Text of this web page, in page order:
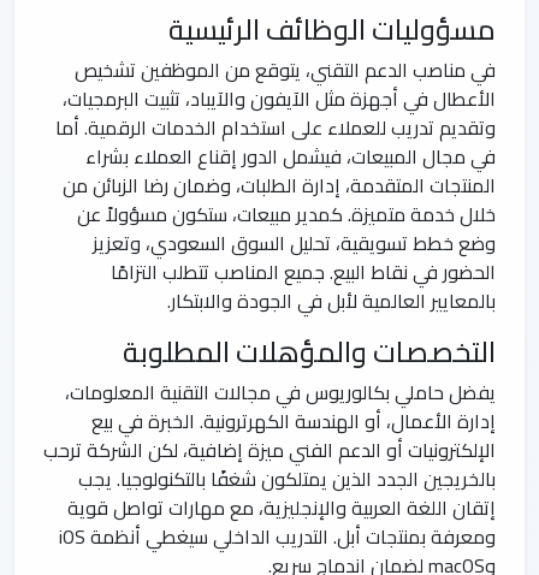
مسؤوليات الوظائف الرئيسية
في مناصب الدعم التقني، يتوقع من الموظفين تشخيص
الأعطال في أجهزة مثل الآيفون والآيباد، تثبيت البرمجيات،
وتقديم تدريب للعملاء على استخدام الخدمات الرقمية. أما
في مجال المبيعات، فيشمل الدور إقناع العملاء بشراء
المنتجات المتقدمة، إدارة الطلبات، وضمان رضا الزبائن من
خلال خدمة متميزة. كمدير مبيعات، ستكون مسؤولاً عن
وضع خطط تسويقية، تحليل السوق السعودي، وتعزيز
الحضور في نقاط البيع. جميع المناصب تتطلب التزامًا
بالمعايير العالمية لأبل في الجودة والابتكار.
التخصصات والمؤهلات المطلوبة
يفضل حاملي بكالوريوس في مجالات التقنية المعلومات،
إدارة الأعمال، أو الهندسة الكهرترونية. الخبرة في بيع
الإلكترونيات أو الدعم الفني ميزة إضافية، لكن الشركة ترحب
بالخريجين الجدد الذين يمتلكون شغفًا بالتكنولوجيا. يجب
إتقان اللغة العربية والإنجليزية، مع مهارات تواصل قوية
ومعرفة بمنتجات أبل. التدريب الداخلي سيغطي أنظمة iOS
وmacOS لضمان اندماج سريع.